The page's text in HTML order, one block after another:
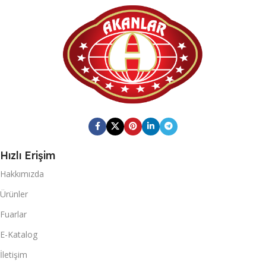
KOLI ÖLÇÜSÜ
379mm X 384mm X 282mm
KOLI BRÜT AĞIRLIĞI
KOLI BARKOD
0868 265 501 6777
706
KOLI ÖLÇÜSÜ
379mm X 384mm X 282mm
KOLI BRÜT AĞIRLIĞI
14
Hızlı Erişim
Hakkımızda
Ürünler
Fuarlar
E-Katalog
İletişim